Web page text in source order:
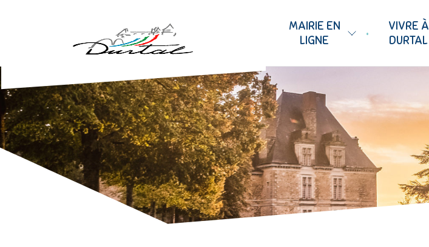
MAIRIE EN
LIGNE
•
VIVRE À
DURTAL